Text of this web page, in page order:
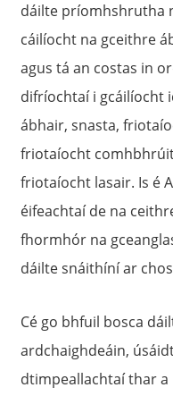
dáilte príomhshrutha
cáilíocht na gceithre
agus tá an costas in
difríochtaí i gcáilíocht
ábhair, snasta,
friotaíocht
friotaíocht lasair. Is é
éifeachtaí de na
fhormhór na
dáilte snáithíní ar
Cé go bhfuil bosca
ardchaighdeáin,
dtimpeallachtaí thar